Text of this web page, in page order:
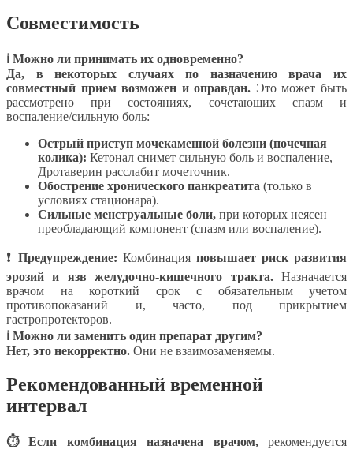
Совместимость
ℹ Можно ли принимать их одновременно?
Да, в некоторых случаях по назначению врача их
совместный прием возможен и оправдан. Это может быть
рассмотрено при состояниях, сочетающих спазм и
воспаление/сильную боль:
Острый приступ мочекаменной болезни (почечная
колика): Кетонал снимет сильную боль и воспаление,
Дротаверин расслабит мочеточник.
Обострение хронического панкреатита (только в
условиях стационара).
Сильные менструальные боли, при которых неясен
преобладающий компонент (спазм или воспаление).
❗ Предупреждение: Комбинация повышает риск развития
эрозий и язв желудочно-кишечного тракта.Назначается
врачом на короткий срок с обязательным учетом
противопоказаний и, часто, под прикрытием
гастропротекторов.
ℹ Можно ли заменить один препарат другим?
Нет, это некорректно. Они не взаимозаменяемы.
Рекомендованный временной
интервал
⏱ Если комбинация назначена врачом,рекомендуется